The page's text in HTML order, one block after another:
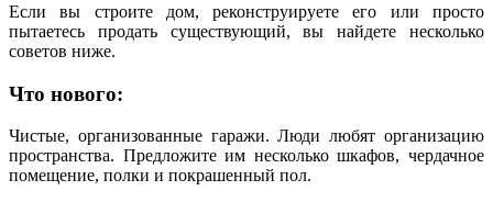
Если вы строите дом, реконструируете его или просто
пытаетесь продать существующий, вы найдете несколько
советов ниже.
Что нового:
Чистые, организованные гаражи. Люди любят организацию
пространства. Предложите им несколько шкафов, чердачное
помещение, полки и покрашенный пол.